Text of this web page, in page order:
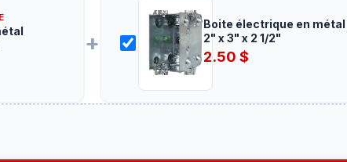
+
Boite électrique en métal
2" x 3" x 2 1/2"
2.50 $